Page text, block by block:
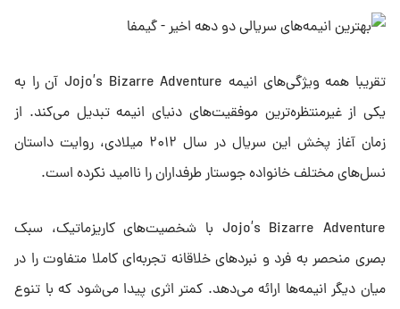
تقریبا همه ویژگی‌های انیمه Jojo’s Bizarre Adventure آن را به
یکی از غیرمنتظره‌ترین موفقیت‌های دنیای انیمه تبدیل می‌کند. از
زمان آغاز پخش این سریال در سال ۲۰۱۲ میلادی، روایت داستان
نسل‌های مختلف خانواده جوستار طرفداران را ناامید نکرده است.
Jojo’s Bizarre Adventure با شخصیت‌های کاریزماتیک، سبک
بصری منحصر به فرد و نبردهای خلاقانه تجربه‌ای کاملا متفاوت را در
میان دیگر انیمه‌ها ارائه می‌دهد. کمتر اثری پیدا می‌شود که با تنوع